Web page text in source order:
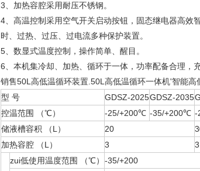
3、加热容腔采用耐压不锈钢。
4、高温控制采用空气开关启动按钮，固态继电器高效
时、过热、过压、过电流多种保护装置。
5、数显式温度控制，操作简单、醒目。
6、本机集冷却、加热、循环于一体，功率配备合理，
销售50L高低温循环装置.50L高低温循环一体机'智能高
型 号
GDSZ-2025GDSZ-2035
控温范围 （℃）
-25/+200℃ -35/+200℃ -
储液槽容积 （L）
20
加热容腔 （L）
3 3
zui低使用温度范围 （℃） -35/+200